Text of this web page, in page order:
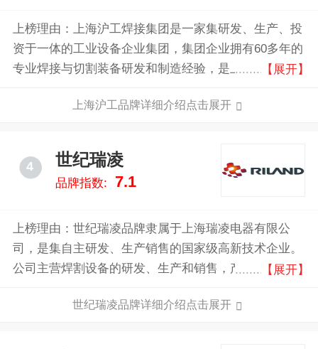
上榜理由：上海沪工焊接集团是一家集研发、生产、投
资于一体的工业设备企业集团，集团企业拥有60多年的
专业焊接与切割装备研发和制造经验，是上交所主板上
化电焊机、大功率激光切割机、数控等离子切割机和机
【展开】
上海沪工品牌详细介绍点击展开
4 世纪瑞凌
品牌指数: 7.1
上榜理由：世纪瑞凌品牌隶属于上海瑞凌电器有限公
司，是集自主研发、生产销售的国家级高新技术企业。
公司主营焊割设备的研发、生产和销售，产品为逆变焊
验丰富的研发团队。受到国内外客人认同，已成为品牌
【展开】
世纪瑞凌品牌详细介绍点击展开